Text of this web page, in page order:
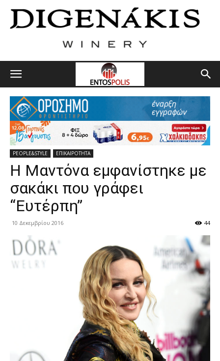
PEOPLE&STYLE ΕΠΙΚΑΙΡΟΤΗΤΑ
Η Μαντόνα εμφανίστηκε με
σακάκι που γράφει
“Ευτέρπη”
10 Δεκεμβρίου 2016 44